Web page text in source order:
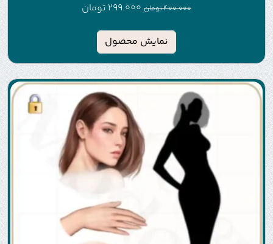
400.000تومان 299.000 تومان
نمایش محصول